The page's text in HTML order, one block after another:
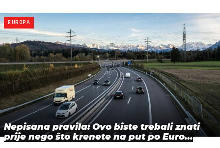
EUROPA
Nepisana pravila: Ovo biste trebali znati
prije nego što krenete na put po Euro…